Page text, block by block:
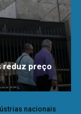
reduz preço
nacionais